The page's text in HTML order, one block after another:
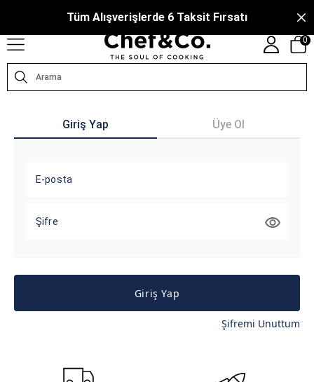
Tüm Alışverişlerde 6 Taksit Fırsatı
MARKALARIN TÜRKIYE DISTRIBÜTÖRÜ TARAFINDAN IŞLETILMEKTEDIR.
0
Giriş Yap Üye Ol
E-posta
Şifre
Giriş Yap
Şifremi Unuttum